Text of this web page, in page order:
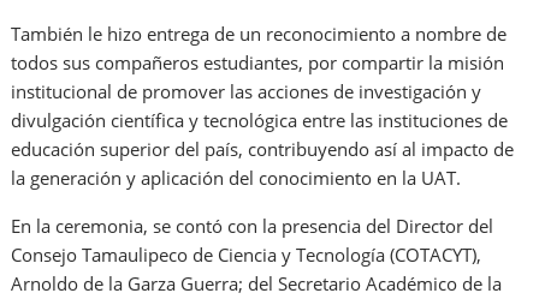
También le hizo entrega de un reconocimiento a nombre de
todos sus compañeros estudiantes, por compartir la misión
institucional de promover las acciones de investigación y
divulgación científica y tecnológica entre las instituciones de
educación superior del país, contribuyendo así al impacto de
la generación y aplicación del conocimiento en la UAT.
En la ceremonia, se contó con la presencia del Director del
Consejo Tamaulipeco de Ciencia y Tecnología (COTACYT),
Arnoldo de la Garza Guerra; del Secretario Académico de la